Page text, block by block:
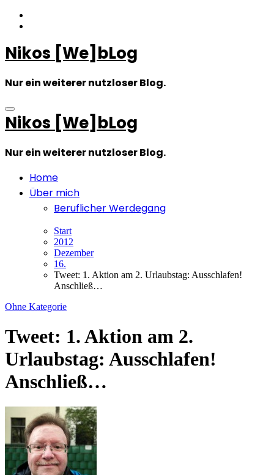
Zum
Inhalt
Nikos [We]bLog
Nur ein weiterer nutzloser Blog.
Nikos [We]bLog
Nur ein weiterer nutzloser Blog.
Home
Über mich
Beruflicher Werdegang
Start
2012
Dezember
16.
Tweet: 1. Aktion am 2. Urlaubstag: Ausschlafen!
Anschließ…
Ohne Kategorie
Tweet: 1. Aktion am 2.
Urlaubstag: Ausschlafen!
Anschließ…